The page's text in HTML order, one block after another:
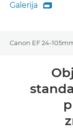
Galerija
Galerija

Canon EF 24-
Tehnični podatki